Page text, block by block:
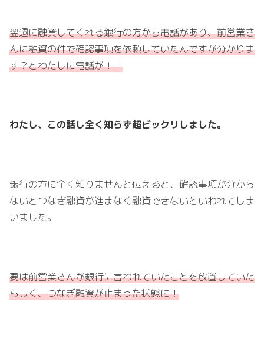
翌週に融資してくれる銀行の方から電話があり、前営業さ
んに融資の件で確認事項を依頼していたんですが分かりま
す？とわたしに電話が！！
わたし、この話し全く知らず超ビックリしました。
銀行の方に全く知りませんと伝えると、確認事項が分から
ないとつなぎ融資が進まなく融資できないといわれてしま
いました。
要は前営業さんが銀行に言われていたことを放置していた
らしく、つなぎ融資が止まった状態に！